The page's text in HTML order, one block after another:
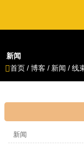
新闻
首页 / 博客 / 新闻 / 线
新闻